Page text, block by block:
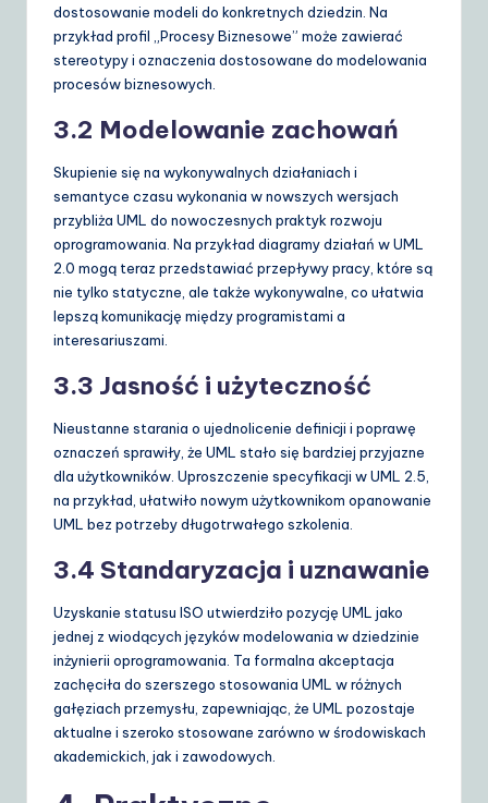
dostosowanie modeli do konkretnych dziedzin. Na
przykład profil „Procesy Biznesowe” może zawierać
stereotypy i oznaczenia dostosowane do modelowania
procesów biznesowych.
3.2 Modelowanie zachowań
Skupienie się na wykonywalnych działaniach i
semantyce czasu wykonania w nowszych wersjach
przybliża UML do nowoczesnych praktyk rozwoju
oprogramowania. Na przykład diagramy działań w UML
2.0 mogą teraz przedstawiać przepływy pracy, które są
nie tylko statyczne, ale także wykonywalne, co ułatwia
lepszą komunikację między programistami a
interesariuszami.
3.3 Jasność i użyteczność
Nieustanne starania o ujednolicenie definicji i poprawę
oznaczeń sprawiły, że UML stało się bardziej przyjazne
dla użytkowników. Uproszczenie specyfikacji w UML 2.5,
na przykład, ułatwiło nowym użytkownikom opanowanie
UML bez potrzeby długotrwałego szkolenia.
3.4 Standaryzacja i uznawanie
Uzyskanie statusu ISO utwierdziło pozycję UML jako
jednej z wiodących języków modelowania w dziedzinie
inżynierii oprogramowania. Ta formalna akceptacja
zachęciła do szerszego stosowania UML w różnych
gałęziach przemysłu, zapewniając, że UML pozostaje
aktualne i szeroko stosowane zarówno w środowiskach
akademickich, jak i zawodowych.